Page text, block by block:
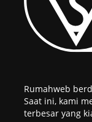
Rumahweb
Saat ini, kami
terbesar yang